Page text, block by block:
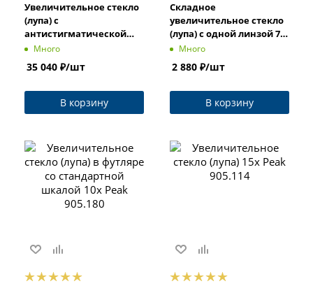
Увеличительное стекло
(лупа) с
антистигматической
линзой 4x Peak 905.216
Много
35 040 ₽/шт
В корзину
Складное
увеличительное стекло
(лупа) с одной линзой 7x
PeakМного
2 880 ₽/шт
В корзину